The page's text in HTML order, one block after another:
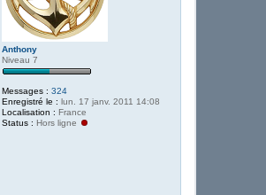
Anthony
Niveau 7
Messages : 324
Enregistré le : lun. 17 janv. 2011 14:08
Localisation : France
Status : Hors ligne